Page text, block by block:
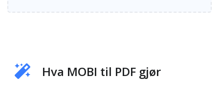
Hva MOBI til PDF gjør